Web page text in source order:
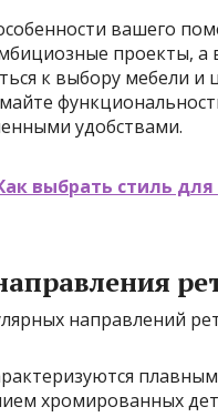
вашего
проекты, а
к выбору мебели
удобствами.
выбрать стиль
направлений
хромированных